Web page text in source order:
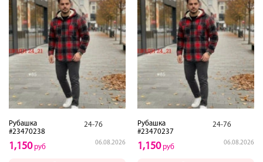
Рубашка
#23470238
24-76
06.08.2026
1,150руб
Рубашка
#23470237
24-76
06.08.2026
1,150руб